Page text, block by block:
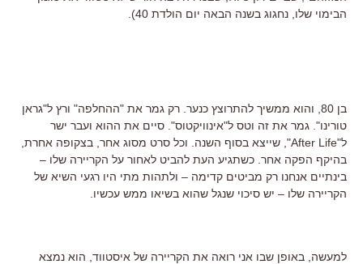
הבימוי שלו, נחגוג בשנה הבאה יום הולדת 40).
בן 80, והוא ממשיך להתרוצץ כנער. רק גמר את "ההחלפה" ורץ ל"גראן
טורינו". גמר את זה וטס ל"אינוויקטוס". סיים את ההוא ועבר ישר
ל"After Life", שייצא בסוף השנה. וכל סרט מסוג אחר, בצקופה אחרת,
בהיקף הפקה אחר. כשתגיע העת להביט לאחור על הקריירה שלו –
בינתיים אנחנו רק מביטים קדימה – ולתהות מתי היו רגעי השיא של
הקריירה שלו – יש סיכוי שנגל שהוא בשיאו ממש עכשיו.
למעשה, באופן שבו אני רואה את הקריירה של איסטווד, הוא נמצא